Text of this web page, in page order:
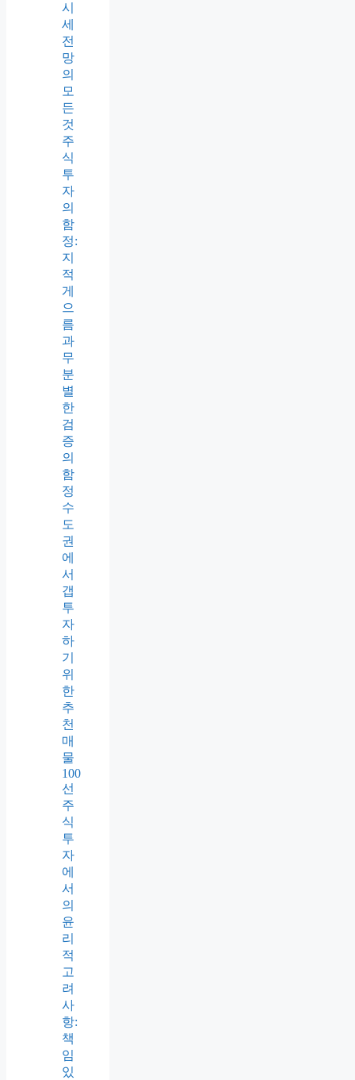
시
세
전
망
의
모
든
것
주
식
투
자
의
함
정:
지
적
게
으
름
과
무
분
별
한
검
증
의
함
정
수
도
권
에
서
갭
투
자
하
기
위
한
추
천
매
물
100
선
주
식
투
자
에
서
의
윤
리
적
고
려
사
항:
책
임
있